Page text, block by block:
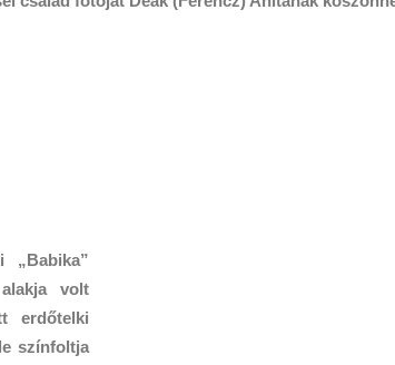
„Babika”
volt
erdőtelki
színfoltja